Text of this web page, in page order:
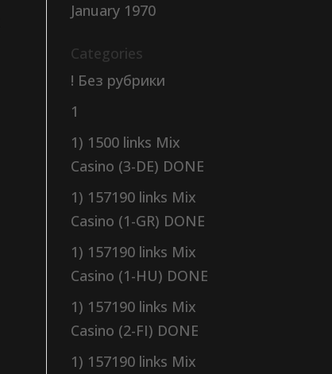
January 1970
Categories
! Без рубрики
1
1) 1500 links Mix
Casino (3-DE) DONE
1) 157190 links Mix
Casino (1-GR) DONE
1) 157190 links Mix
Casino (1-HU) DONE
1) 157190 links Mix
Casino (2-FI) DONE
1) 157190 links Mix